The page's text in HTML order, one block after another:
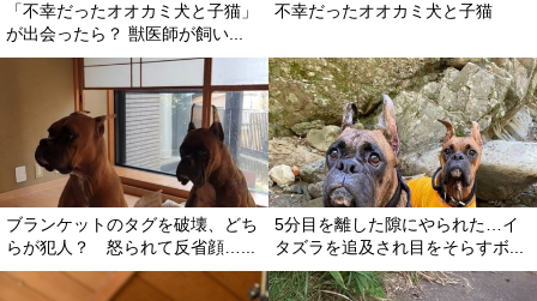
「不幸だったオオカミ犬と子猫」
が出会ったら？ 獣医師が飼い...
不幸だったオオカミ犬と子猫
ブランケットのタグを破壊、どち
らが犯人？ 怒られて反省顔…...
5分目を離した隙にやられた…イ
タズラを追及され目をそらすボ...